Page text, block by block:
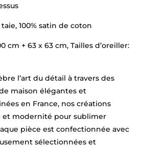
100% satin de coton
cm + 63 x 63 cm, Tailles d’oreiller:
l’art du détail à travers des
maison élégantes et
en France, nos créations
et modernité pour sublimer
pièce est confectionnée avec
sélectionnées et